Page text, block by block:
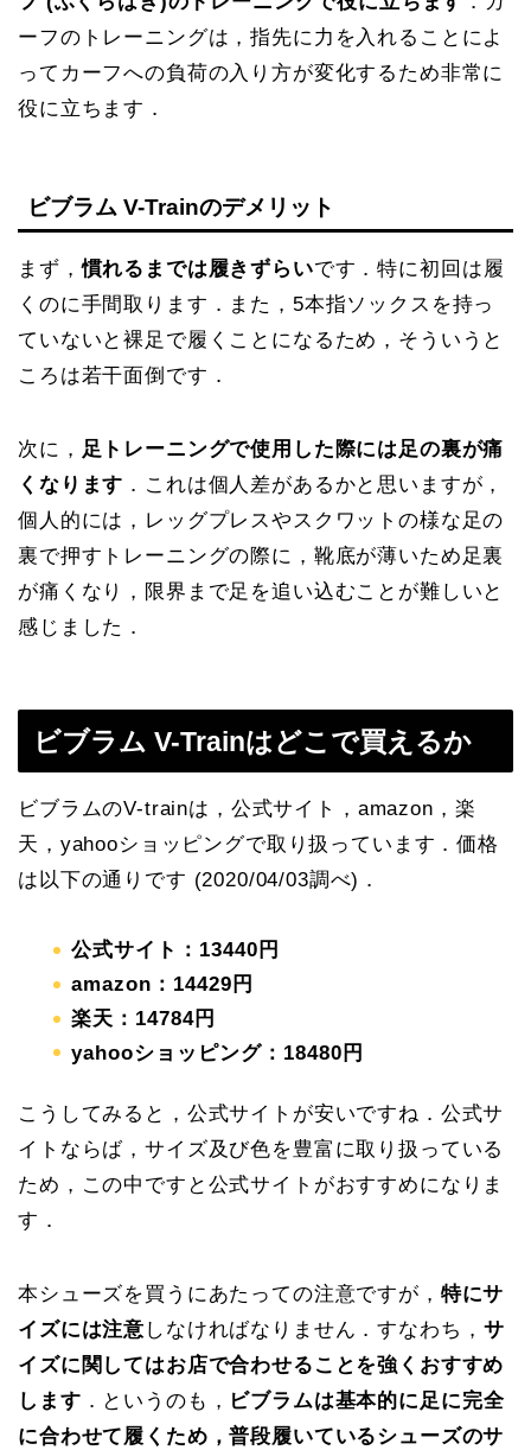
ーフのトレーニングは，指先に力を入れることによ
ってカーフへの負荷の入り方が変化するため非常に
役に立ちます．
ビブラム V-Trainのデメリット
まず，慣れるまでは履きずらいです．特に初回は履
くのに手間取ります．また，5本指ソックスを持っ
ていないと裸足で履くことになるため，そういうと
ころは若干面倒です．
次に， 足トレーニングで使用した際には足の裏が痛
くなります ．これは個人差があるかと思いますが，
個人的には，レッグプレスやスクワットの様な足の
裏で押すトレーニングの際に，靴底が薄いため足裏
が痛くなり，限界まで足を追い込むことが難しいと
感じました．
ビブラム V-Trainはどこで買えるか
ビブラムのV-trainは，公式サイト，amazon，楽
天，yahooショッピングで取り扱っています．価格
は以下の通りです (2020/04/03調べ)．
公式サイト：13440円
amazon：14429円
楽天：14784円
yahooショッピング：18480円
こうしてみると，公式サイトが安いですね．公式サ
イトならば，サイズ及び色を豊富に取り扱っている
ため，この中ですと公式サイトがおすすめになりま
す．
本シューズを買うにあたっての注意ですが， 特にサ
イズには注意 しなければなりません．すなわち， サ
イズに関してはお店で合わせることを強くおすすめ
します ．というのも， ビブラムは基本的に足に完全
に合わせて履くため，普段履いているシューズのサ